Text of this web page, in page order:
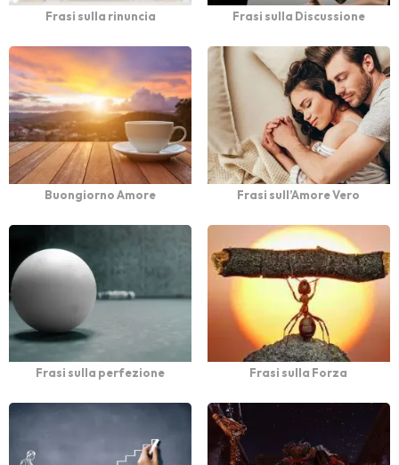
Frasi sulla rinuncia Frasi sulla Discussione
Buongiorno Amore Frasi sull’Amore Vero
Frasi sulla perfezione Frasi sulla Forza